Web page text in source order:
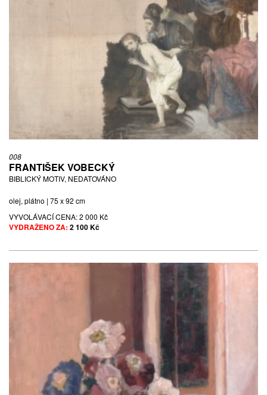
008
FRANTIŠEK VOBECKÝ
BIBLICKÝ MOTIV, NEDATOVÁNO
olej, plátno | 75 x 92 cm
VYVOLÁVACÍ CENA:2 000 Kč
VYDRAŽENO ZA: 2 100 Kč